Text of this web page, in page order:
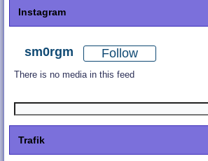
Instagram
sm0rgm Follow
There is no media in this feed
Trafik